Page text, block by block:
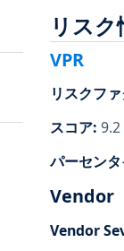
リスク
VPR
リスクフ
スコア: 9.2
パーセン
Vendor
Vendor